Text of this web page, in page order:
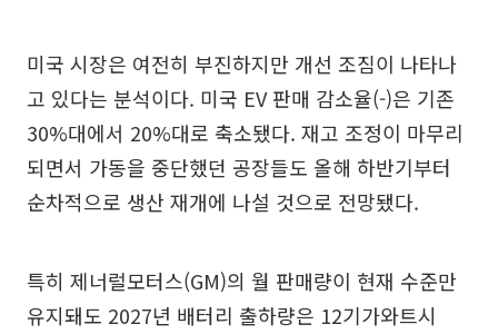
미국 시장은 여전히 부진하지만 개선 조짐이 나타나
고 있다는 분석이다. 미국 EV 판매 감소율(-)은 기존
30%대에서 20%대로 축소됐다. 재고 조정이 마무리
되면서 가동을 중단했던 공장들도 올해 하반기부터
순차적으로 생산 재개에 나설 것으로 전망됐다.
특히 제너럴모터스(GM)의 월 판매량이 현재 수준만
유지돼도 2027년 배터리 출하량은 12기가와트시